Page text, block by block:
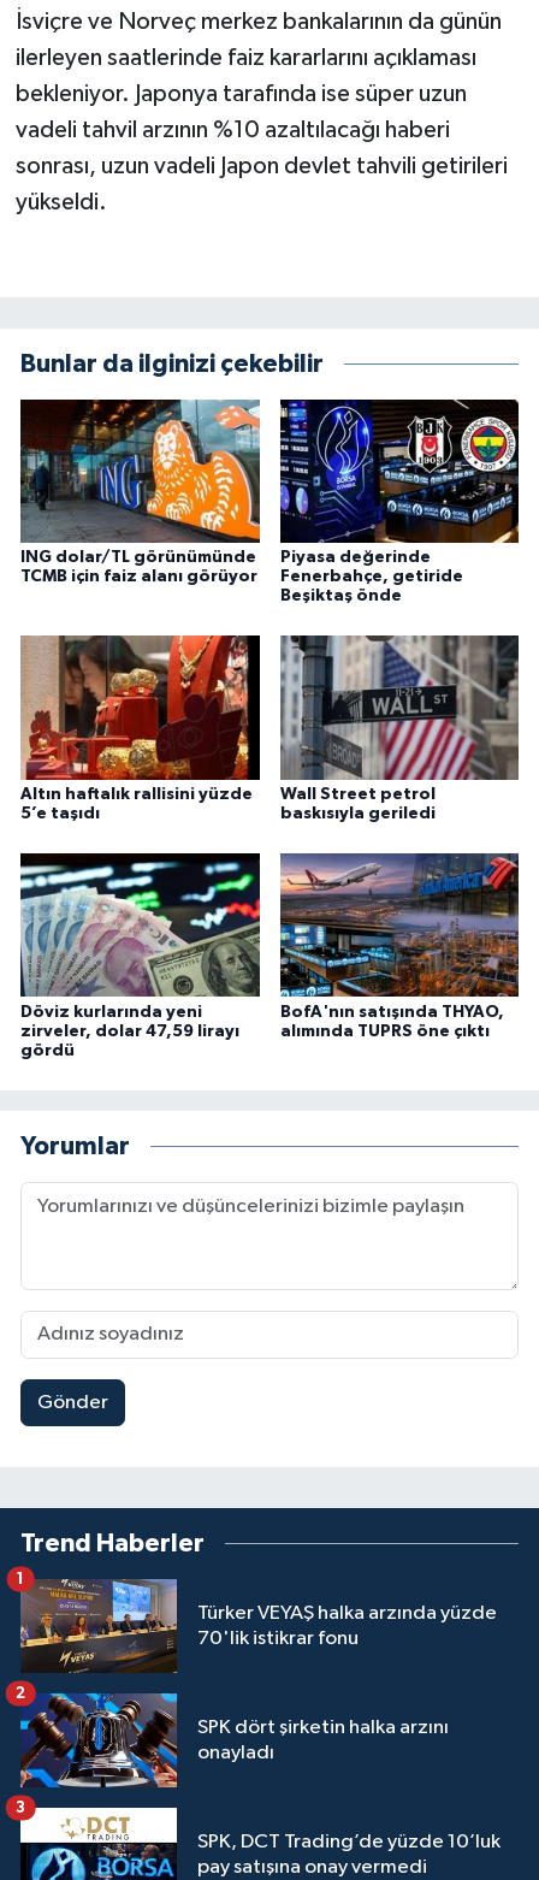
İsviçre ve Norveç merkez bankalarının da günün
ilerleyen saatlerinde faiz kararlarını açıklaması
bekleniyor. Japonya tarafında ise süper uzun
vadeli tahvil arzının %10 azaltılacağı haberi
sonrası, uzun vadeli Japon devlet tahvili getirileri
yükseldi.
Bunlar da ilginizi çekebilir
ING dolar/TL görünümünde
TCMB için faiz alanı görüyor
Piyasa değerinde
Fenerbahçe, getiride
Beşiktaş önde
Altın haftalık rallisini yüzde
5’e taşıdı
Wall Street petrol
baskısıyla geriledi
Döviz kurlarında yeni
zirveler, dolar 47,59 lirayı
gördü
BofA'nın satışında THYAO,
alımında TUPRS öne çıktı
Yorumlar
Gönder
Trend Haberler
Türker VEYAŞ halka arzında yüzde
70'lik istikrar fonu
1
SPK dört şirketin halka arzını
onayladı
2
SPK, DCT Trading’de yüzde 10’luk
pay satışına onay vermedi
3